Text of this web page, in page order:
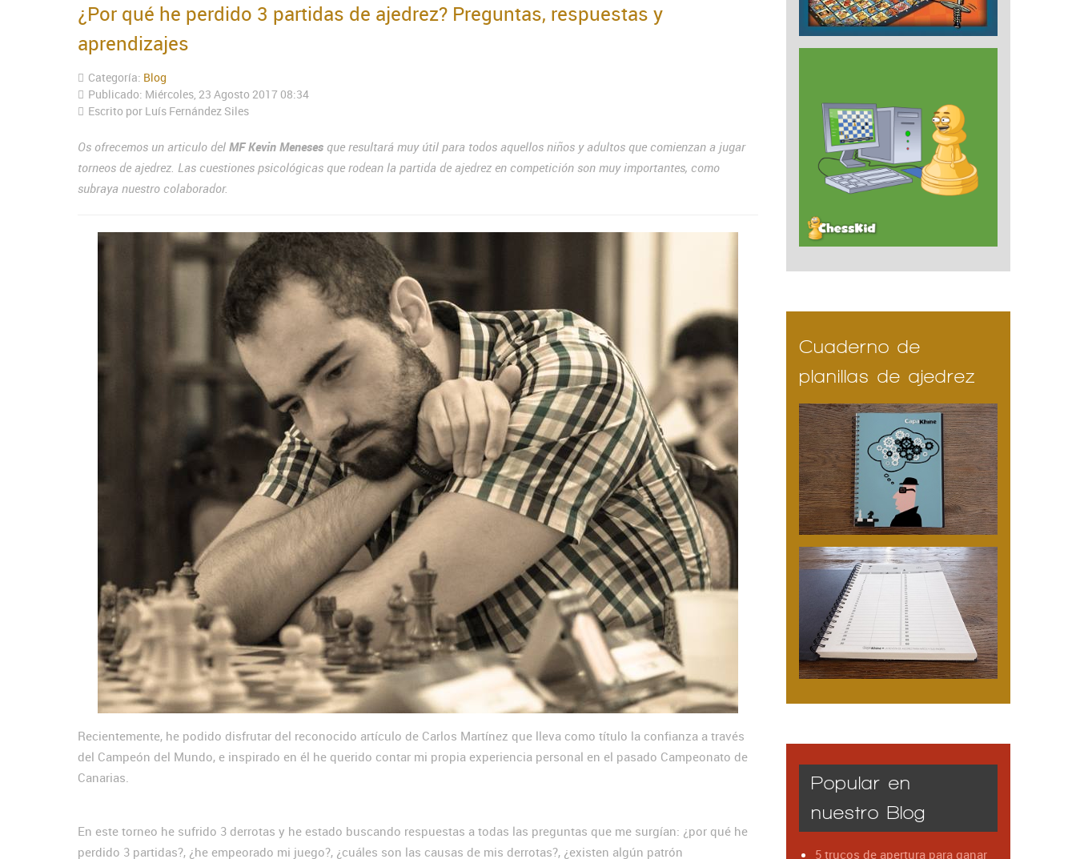
¿Por qué he perdido 3 partidas de ajedrez? Preguntas, respuestas y
aprendizajes
Categoría: Blog
Publicado: Miércoles, 23 Agosto 2017 08:34
Escrito por Luís Fernández Siles
Os ofrecemos un articulo del MF Kevin Meneses que resultará muy útil para todos aquellos niños y adultos que comienzan a jugar
torneos de ajedrez. Las cuestiones psicológicas que rodean la partida de ajedrez en competición son muy importantes, como
subraya nuestro colaborador.
Recientemente, he podido disfrutar del reconocido artículo de Carlos Martínez que lleva como título la confianza a través
del Campeón del Mundo, e inspirado en él he querido contar mi propia experiencia personal en el pasado Campeonato de
Canarias.
En este torneo he sufrido 3 derrotas y he estado buscando respuestas a todas las preguntas que me surgían: ¿por qué he
perdido 3 partidas?, ¿he empeorado mi juego?, ¿cuáles son las causas de mis derrotas?, ¿existen algún patrón
Cuaderno de
planillas de ajedrez
Popular en
nuestro Blog
5 trucos de apertura para ganar